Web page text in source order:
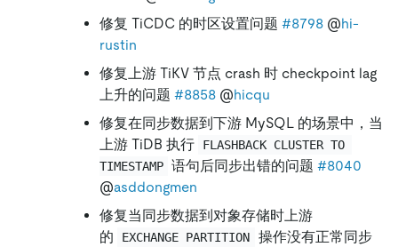
修复 TiCDC 的时区设置问题 #8798 @hi-
rustin
修复上游 TiKV 节点 crash 时 checkpoint lag
上升的问题 #8858 @hicqu
修复在同步数据到下游 MySQL 的场景中，当
上游 TiDB 执行
FLASHBACK CLUSTER TO
TIMESTAMP 语句后同步出错的问题#8040
@asddongmen
修复当同步数据到对象存储时上游
的
EXCHANGE PARTITION
操作没有正常同步